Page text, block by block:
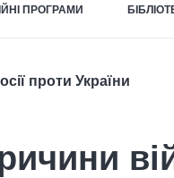
ПРОГРАМИ
проти України